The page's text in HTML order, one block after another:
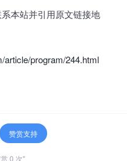
本站并引用原文链接地
article/program/244.html
赞赏支持
0 次"